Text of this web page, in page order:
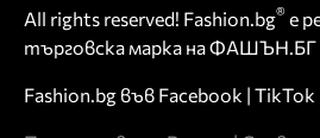
All rights reserved! Fashion.bg® е
търговска марка на
Fashion.bg във Facebook | TikTok